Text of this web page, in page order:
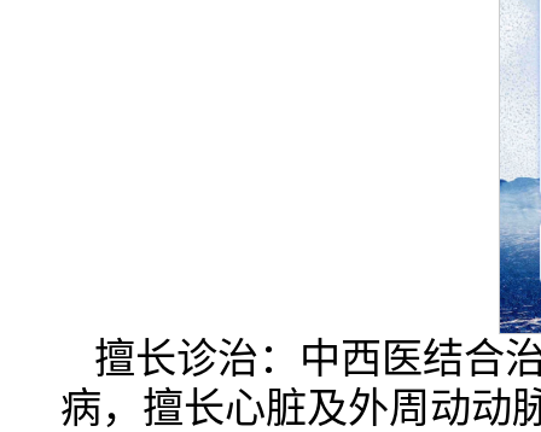
擅长诊治：中西医结合
病，擅长心脏及外周动动